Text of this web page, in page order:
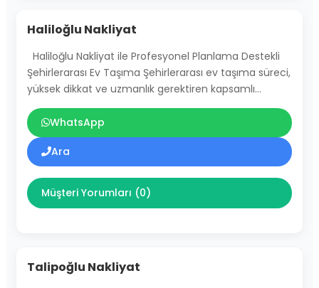
Haliloğlu Nakliyat
Haliloğlu Nakliyat ile Profesyonel Planlama Destekli
Şehirlerarası Ev Taşıma Şehirlerarası ev taşıma süreci,
yüksek dikkat ve uzmanlık gerektiren kapsamlı…
WhatsApp
Ara
Müşteri Yorumları (0)
Talipoğlu Nakliyat